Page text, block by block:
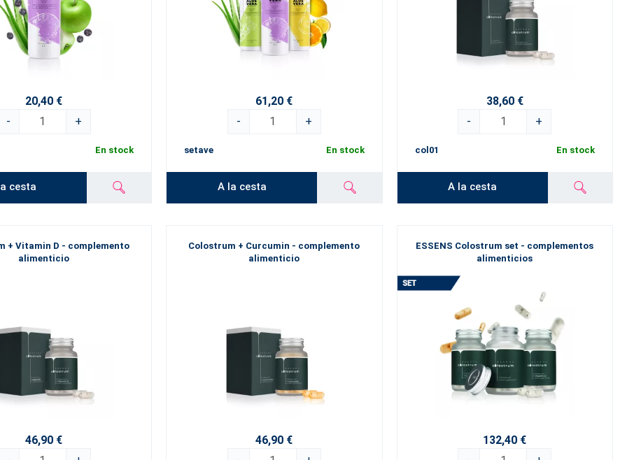
20,40 €
-
+
En stock
cesta
61,20 €
-
+
setave En stock
A la cesta
38,60 €
-
+
col01 En stock
A la cesta
+ Vitamin D - complemento
alimenticio
46,90 €
Colostrum + Curcumin - complemento
alimenticio
46,90 €
ESSENS Colostrum set - complementos
alimenticios
132,40 €